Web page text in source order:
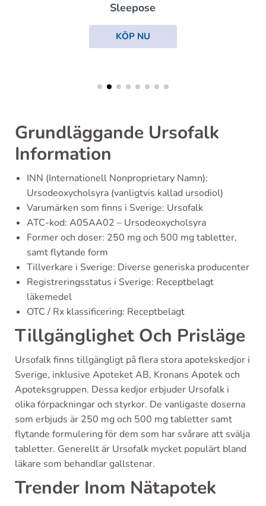
Sleepose
KÖP NU
Grundläggande Ursofalk
Information
INN (Internationell Nonproprietary Namn):
Ursodeoxycholsyra (vanligtvis kallad ursodiol)
Varumärken som finns i Sverige: Ursofalk
ATC-kod: A05AA02 – Ursodeoxycholsyra
Former och doser: 250 mg och 500 mg tabletter,
samt flytande form
Tillverkare i Sverige: Diverse generiska producenter
Registreringsstatus i Sverige: Receptbelagt
läkemedel
OTC / Rx klassificering: Receptbelagt
Tillgänglighet Och Prisläge
Ursofalk finns tillgängligt på flera stora apotekskedjor i
Sverige, inklusive Apoteket AB, Kronans Apotek och
Apoteksgruppen. Dessa kedjor erbjuder Ursofalk i
olika förpackningar och styrkor. De vanligaste doserna
som erbjuds är 250 mg och 500 mg tabletter samt
flytande formulering för dem som har svårare att svälja
tabletter. Generellt är Ursofalk mycket populärt bland
läkare som behandlar gallstenar.
Trender Inom Nätapotek